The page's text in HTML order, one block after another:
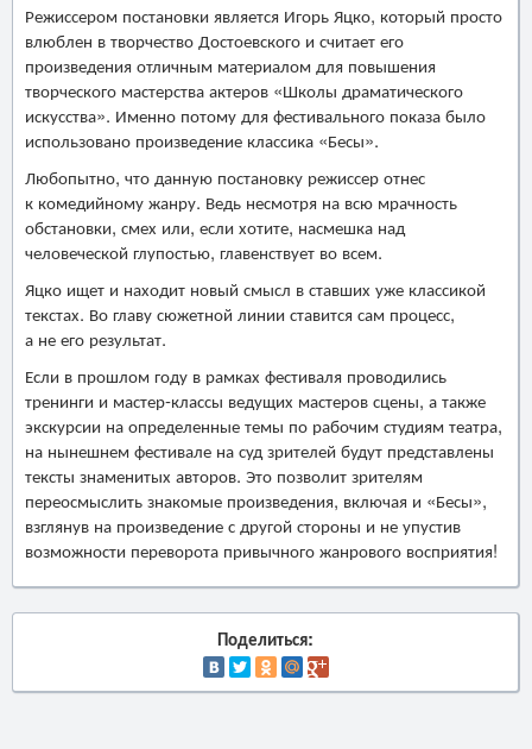
Режиссером постановки является Игорь Яцко, который просто
влюблен в творчество Достоевского и считает его
произведения отличным материалом для повышения
творческого мастерства актеров «Школы драматического
искусства». Именно потому для фестивального показа было
использовано произведение классика «Бесы».
Любопытно, что данную постановку режиссер отнес
к комедийному жанру. Ведь несмотря на всю мрачность
обстановки, смех или, если хотите, насмешка над
человеческой глупостью, главенствует во всем.
Яцко ищет и находит новый смысл в ставших уже классикой
текстах. Во главу сюжетной линии ставится сам процесс,
а не его результат.
Если в прошлом году в рамках фестиваля проводились
тренинги и мастер-классы ведущих мастеров сцены, а также
экскурсии на определенные темы по рабочим студиям театра,
на нынешнем фестивале на суд зрителей будут представлены
тексты знаменитых авторов. Это позволит зрителям
переосмыслить знакомые произведения, включая и «Бесы»,
взглянув на произведение с другой стороны и не упустив
возможности переворота привычного жанрового восприятия!
Поделиться: